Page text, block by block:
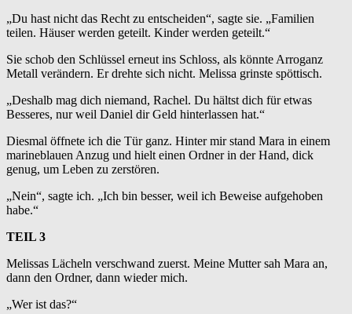
„Du hast nicht das Recht zu entscheiden“, sagte sie. „Familien
teilen. Häuser werden geteilt. Kinder werden geteilt.“
Sie schob den Schlüssel erneut ins Schloss, als könnte Arroganz
Metall verändern. Er drehte sich nicht. Melissa grinste spöttisch.
„Deshalb mag dich niemand, Rachel. Du hältst dich für etwas
Besseres, nur weil Daniel dir Geld hinterlassen hat.“
Diesmal öffnete ich die Tür ganz. Hinter mir stand Mara in einem
marineblauen Anzug und hielt einen Ordner in der Hand, dick
genug, um Leben zu zerstören.
„Nein“, sagte ich. „Ich bin besser, weil ich Beweise aufgehoben
habe.“
TEIL 3
Melissas Lächeln verschwand zuerst. Meine Mutter sah Mara an,
dann den Ordner, dann wieder mich.
„Wer ist das?“